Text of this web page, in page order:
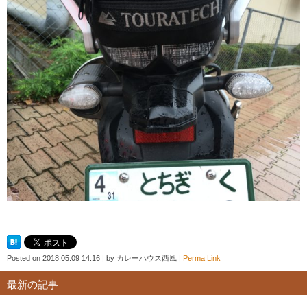
Posted on 2018.05.09 14:16 by カレーハウス西風 Perma Link
最新の記事